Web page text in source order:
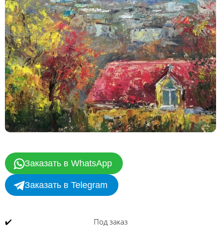
Заказать в WhatsApp
Заказать в Telegram
✔️ Под заказ